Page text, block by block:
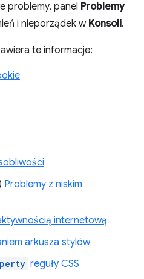
problemy, panel Problemy
i nieporządek w Konsoli.
te informacje:
Problemy z niskim
internetową
arkusza stylów
reguły CSS